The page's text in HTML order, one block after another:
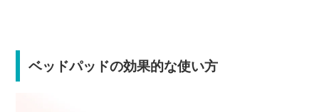
ベッドパッドの効果的な使い方